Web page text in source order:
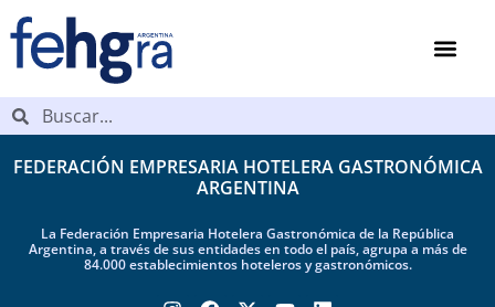
FEDERACIÓN EMPRESARIA HOTELERA GASTRONÓMICA
ARGENTINA
La Federación Empresaria Hotelera Gastronómica de la República
Argentina, a través de sus entidades en todo el país, agrupa a más de
84.000 establecimientos hoteleros y gastronómicos.